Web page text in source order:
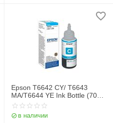
Epson T6642 CY/ T6643
MA/T6644 YE Ink Bottle (70
мл, 7500 стр.) для
L1xx/2xx/3xx/4xx/5xx/6xx/8xx
/1300/1800/1455
в наличии